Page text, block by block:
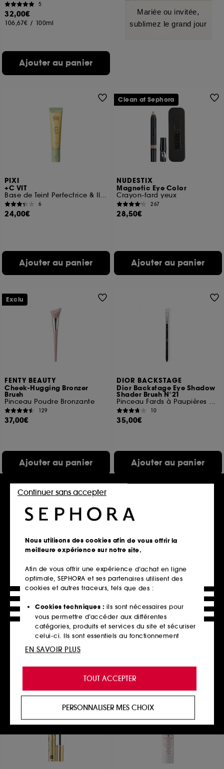
5
32,00€
106,67€ / 100ml
Ajouter au panier
Mariée ou invitée,
sublimez le grand jour
PIXI
+C VIT
Base de Teint Perfectrice & Illuminatrice
6
24,00€
Ajouter au panier
NUDESTIX
Magnetic Eye Color
Crayon-fard yeux
267
28,50€
Ajouter au panier
Clean at Sephora
FENTY BEAUTY
Cheek-Hugging Bronzer
Brush
Pinceau Poudre Bronzante
129
37,00€
Ajouter au panier
Exclu
DIOR BACKSTAGE
Dior Backstage Eye Shadow
Shader Brush N°21
Pinceau Fards à Paupières Ombreur
10
35,00€
Ajouter au panier
ANASTASIA BEVERLY HILLS
Brush A23
Pinceau pour enlumineur
362
39,90€
DIOR BACKSTAGE
Dior Backstage Concealer
Brush N°13
11
39,00€
Nous utilisons des cookies afin de vous offrir la
meilleure expérience sur notre site.
Afin de vous offrir une expérience d’achat en ligne
optimale, SEPHORA et ses partenaires utilisent des
cookies et autres traceurs, tels que des :
Cookies techniques : ils sont nécessaires pour
vous permettre d’accéder aux différentes
catégories, produits et services du site et sécuriser
celui-ci. Ils sont essentiels au fonctionnement
technique du site et ne peuvent être désactivés.
de vous offrir une expérience enrichie et
personnalisée en vous recommandant des
produits, des services et des contenus qui
proposer des offres promotionnelles adaptées à
votre profil.
Cookies réseaux sociaux et publicité :
ils sont
utilisés pour vous présenter du contenu susceptible
de vous plaire via des publicités, y compris sur des
TOUT ACCEPTER
Continuer sans accepter
PERSONNALISER MES CHOIX
EN SAVOIR PLUS